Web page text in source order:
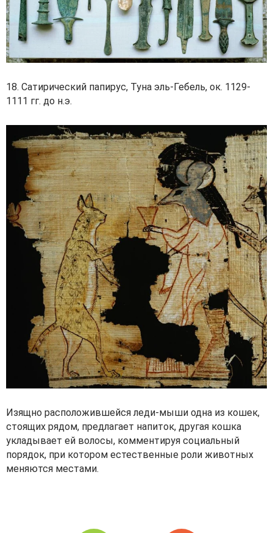
18. Сатирический папирус, Туна эль-Гебель, ок. 1129-
1111 гг. до н.э.
Изящно расположившейся леди-мыши одна из кошек,
стоящих рядом, предлагает напиток, другая кошка
укладывает ей волосы, комментируя социальный
порядок, при котором естественные роли животных
меняются местами.